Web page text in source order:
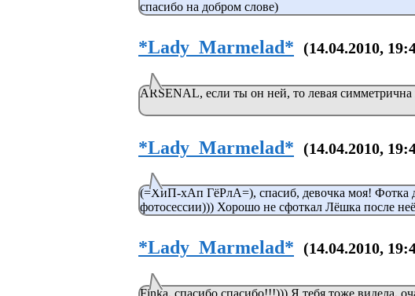
спасибо на добром слове)
*Lady_Marmelad* (14.04.2010,
ARSENAL, если ты он ней, то левая
*Lady_Marmelad* (14.04.2010,
(=ХиП-хАп ГёРлА=), спасиб, девочка моя! Фотка
фотосессии))) Хорошо не сфоткал Лёшка после
*Lady_Marmelad* (14.04.2010,